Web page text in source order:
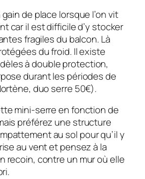
de place lorsque l’on vit
car il est difficile d’y stocker
fragiles du balcon. Là
du froid. Il existe
à double protection,
durant les périodes de
duo serre 50€).
mini-serre en fonction de
préférez une structure
au sol pour qu’il y
au vent et pensez à la
recoin, contre un mur où elle